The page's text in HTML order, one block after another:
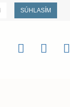
SÚHLASÍM